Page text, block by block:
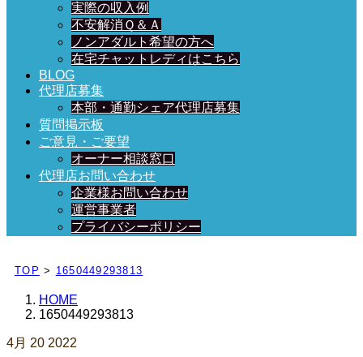
実際の収入例
不安解消Ｑ＆Ａ
ノンアダルト希望の方へ
在宅チャットレディはこちら
BLOG
代理店募集
本部・通勤シェア代理店募集
質問掲示板
ご意見・ご要望
オーナー相談窓口
代理店お問い合わせ
企業様お問い合わせ
運営事業者
プライバシーポリシー
TOP > 1650449293813
HOME
1650449293813
4月 20 2022